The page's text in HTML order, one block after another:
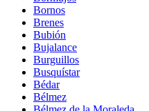
Bornos
Brenes
Bubión
Bujalance
Burguillos
Busquístar
Bédar
Bélmez